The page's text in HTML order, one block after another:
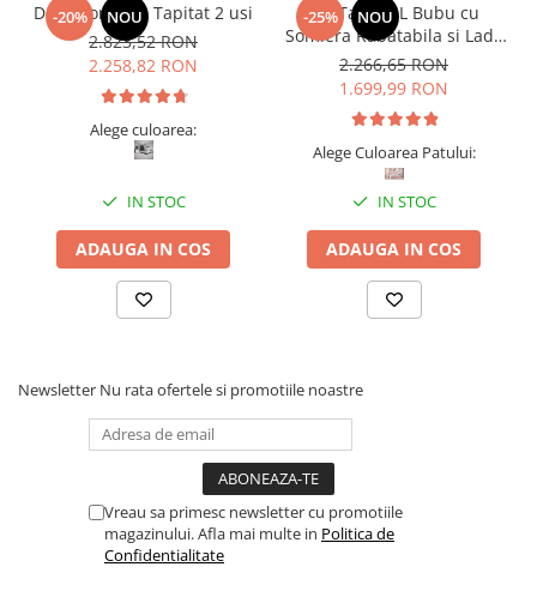
-20% NOU
Dormitor Vista Tapitat 2 usi
2.823,52 RON
2.258,82 RON
Alege culoarea:
IN STOC
ADAUGA IN COS
-25% NOU
Pat Tapitat L Bubu cu
Somiera Rabatabila si Lada
de depozitare
2.266,65 RON
1.699,99 RON
Alege Culoarea Patului:
IN STOC
ADAUGA IN COS
Newsletter Nu rata ofertele si promotiile noastre
Vreau sa primesc newsletter cu promotiile
magazinului. Afla mai multe in Politica de
Confidentialitate